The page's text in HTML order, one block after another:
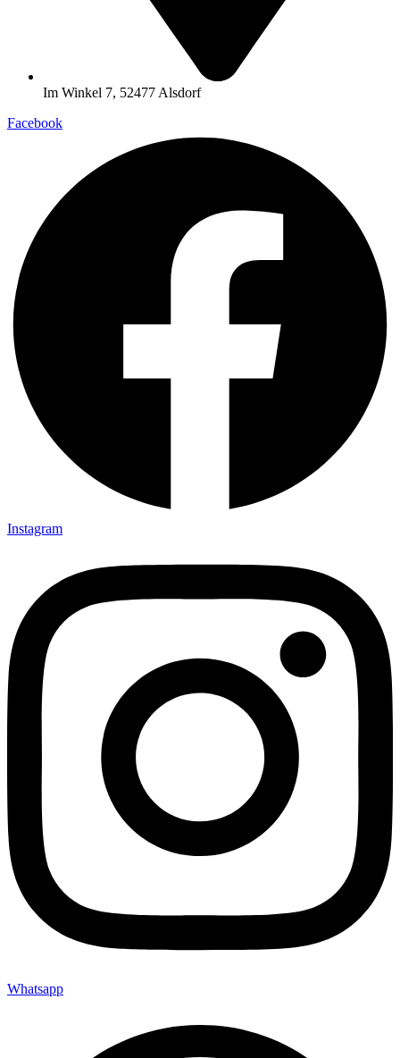
Im Winkel 7, 52477 Alsdorf
Facebook
Instagram
Whatsapp